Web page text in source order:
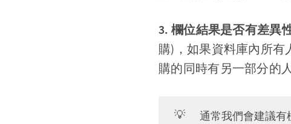
3. 欄位結果是否有差異
購)，如果資料庫內所
購的同時有另一部分的
💡
通常我們會建議有